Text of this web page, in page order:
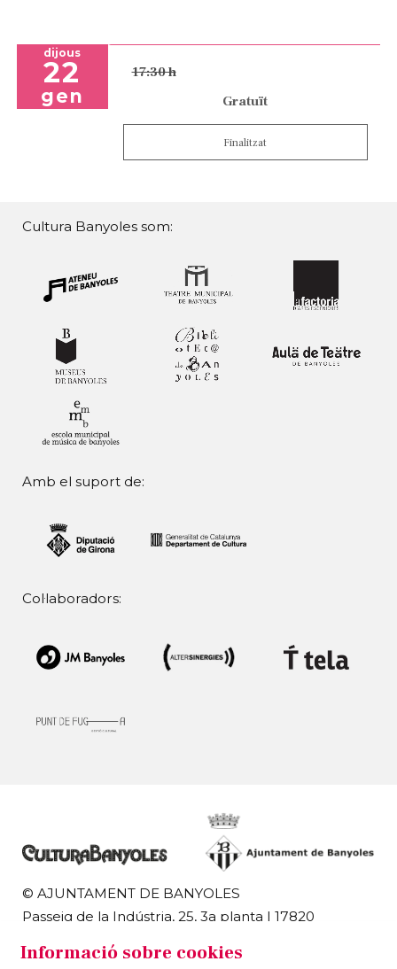
dijous
22
gen
17:30 h
Gratuït
Finalitzat
Cultura Banyoles som:
Amb el suport de:
Col·laboradors:
© AJUNTAMENT DE BANYOLES
Passeig de la Indústria, 25, 3a planta | 17820
972 58 18 48 | 972 57 00 50
Informació sobre cookies